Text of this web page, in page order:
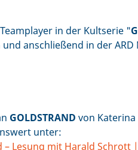
in der Kultserie "
anschließend in der ARD
GOLDSTRAND von Katerina
unter:
Lesung mit Harald Schrott |